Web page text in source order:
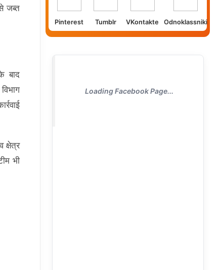
जब्त
बाद
क्षेत्र
भी
Pinterest Tumblr VKontakte Odnoklassniki
Loading Facebook Page...